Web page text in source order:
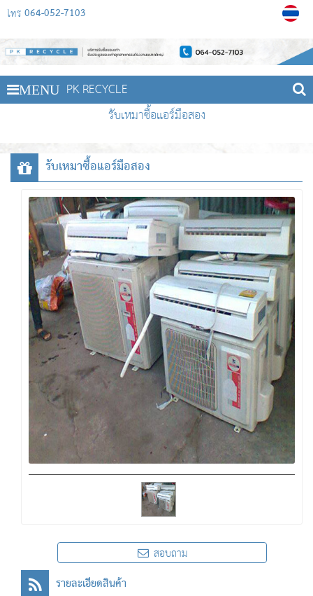
โทร 064-052-7103
MENU PK RECYCLE
รับเหมาซื้อแอร์มือสอง
รับเหมาซื้อแอร์มือสอง
สอบถาม
รายละเอียดสินค้า